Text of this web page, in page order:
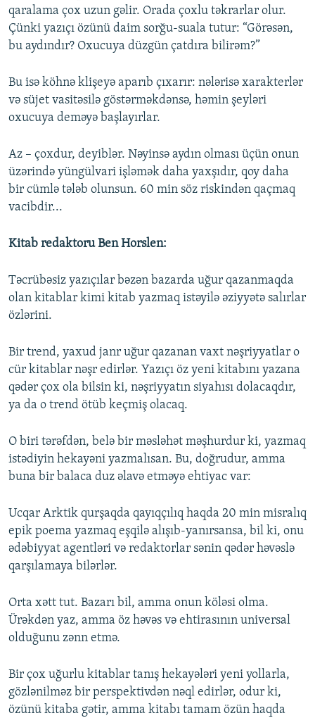
qaralama çox uzun gəlir. Orada çoxlu təkrarlar olur.
Çünki yazıçı özünü daim sorğu-suala tutur: “Görəsən,
bu aydındır? Oxucuya düzgün çatdıra bilirəm?”
Bu isə köhnə klişeyə aparıb çıxarır: nələrisə xarakterlər
və süjet vasitəsilə göstərməkdənsə, həmin şeyləri
oxucuya deməyə başlayırlar.
Az – çoxdur, deyiblər. Nəyinsə aydın olması üçün onun
üzərində yüngülvari işləmək daha yaxşıdır, qoy daha
bir cümlə tələb olunsun. 60 min söz riskindən qaçmaq
vacibdir...
Kitab redaktoru Ben Horslen:
Təcrübəsiz yazıçılar bəzən bazarda uğur qazanmaqda
olan kitablar kimi kitab yazmaq istəyilə əziyyətə salırlar
özlərini.
Bir trend, yaxud janr uğur qazanan vaxt nəşriyyatlar o
cür kitablar nəşr edirlər. Yazıçı öz yeni kitabını yazana
qədər çox ola bilsin ki, nəşriyyatın siyahısı dolacaqdır,
ya da o trend ötüb keçmiş olacaq.
O biri tərəfdən, belə bir məsləhət məşhurdur ki, yazmaq
istədiyin hekayəni yazmalısan. Bu, doğrudur, amma
buna bir balaca duz əlavə etməyə ehtiyac var:
Ucqar Arktik qurşaqda qayıqçılıq haqda 20 min misralıq
epik poema yazmaq eşqilə alışıb-yanırsansa, bil ki, onu
ədəbiyyat agentləri və redaktorlar sənin qədər həvəslə
qarşılamaya bilərlər.
Orta xətt tut. Bazarı bil, amma onun köləsi olma.
Ürəkdən yaz, amma öz həvəs və ehtirasının universal
olduğunu zənn etmə.
Bir çox uğurlu kitablar tanış hekayələri yeni yollarla,
gözlənilməz bir perspektivdən nəql edirlər, odur ki,
özünü kitaba gətir, amma kitabı tamam özün haqda